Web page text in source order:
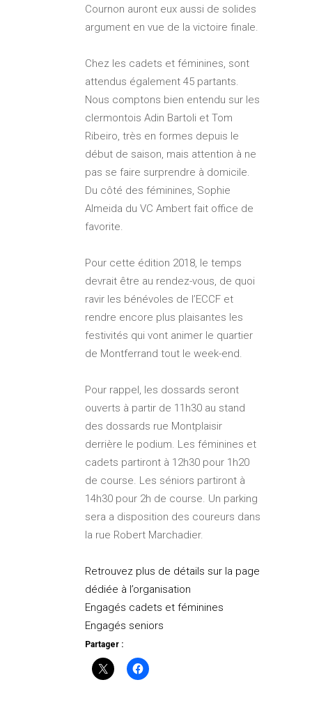
Cournon auront eux aussi de solides
argument en vue de la victoire finale.
Chez les cadets et féminines, sont
attendus également 45 partants.
Nous comptons bien entendu sur les
clermontois Adin Bartoli et Tom
Ribeiro, très en formes depuis le
début de saison, mais attention à ne
pas se faire surprendre à domicile.
Du côté des féminines, Sophie
Almeida du VC Ambert fait office de
favorite.
Pour cette édition 2018, le temps
devrait être au rendez-vous, de quoi
ravir les bénévoles de l’ECCF et
rendre encore plus plaisantes les
festivités qui vont animer le quartier
de Montferrand tout le week-end.
Pour rappel, les dossards seront
ouverts à partir de 11h30 au stand
des dossards rue Montplaisir
derrière le podium. Les féminines et
cadets partiront à 12h30 pour 1h20
de course. Les séniors partiront à
14h30 pour 2h de course. Un parking
sera a disposition des coureurs dans
la rue Robert Marchadier.
Retrouvez plus de détails sur la page
dédiée à l’organisation
Engagés cadets et féminines
Engagés seniors
Partager :